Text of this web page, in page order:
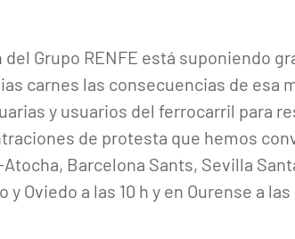
Grupo RENFE está suponiendo
carnes las consecuencias de esa
y usuarios del ferrocarril para
de protesta que hemos
Barcelona Sants, Sevilla
Oviedo a las 10 h y en Ourense a las